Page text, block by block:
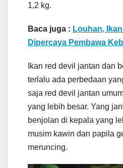
1,2 kg.
Baca juga : Louhan,
Dipercaya Pembawa
Ikan red devil jantan dan
terlalu ada perbedaan
saja red devil jantan
yang lebih besar. Yang
benjolan di kepala yang
musim kawin dan papila
meruncing.